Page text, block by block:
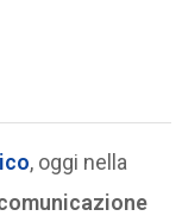
, oggi nella